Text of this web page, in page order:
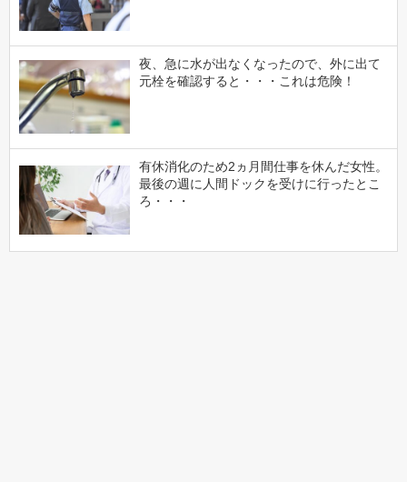
夜、急に水が出なくなったので、外に出て
元栓を確認すると・・・これは危険！
有休消化のため2ヵ月間仕事を休んだ女性。
最後の週に人間ドックを受けに行ったとこ
ろ・・・